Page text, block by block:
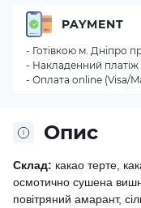
Опис
Склад: какао терте,
осмотично сушена
повітряний амарант,
PAYMENT
- Готівкою м. Дніпро
- Накладенний платіж
- Оплата online (Visa/